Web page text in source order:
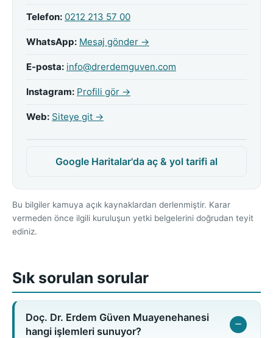
Telefon: 0212 213 57 00
WhatsApp: Mesaj gönder →
E-posta: info@drerdemguven.com
Instagram: Profili gör →
Web: Siteye git →
Google Haritalar'da aç & yol tarifi al
Bu bilgiler kamuya açık kaynaklardan derlenmiştir. Karar
vermeden önce ilgili kuruluşun yetki belgelerini doğrudan teyit
ediniz.
Sık sorulan sorular
Doç. Dr. Erdem Güven Muayenehanesi
hangi işlemleri sunuyor?